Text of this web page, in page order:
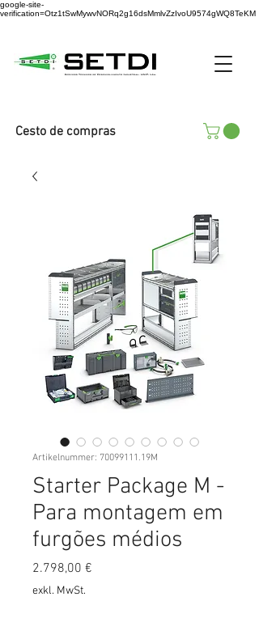
google-site-
verification=Otz1tSwMywvNORq2g16dsMmlvZzIvoU9574gWQ8TeKM
Cesto de compras
Artikelnummer: 70099111.19M
Starter Package M -
Para montagem em
furgões médios
2.798,00 €
exkl. MwSt.